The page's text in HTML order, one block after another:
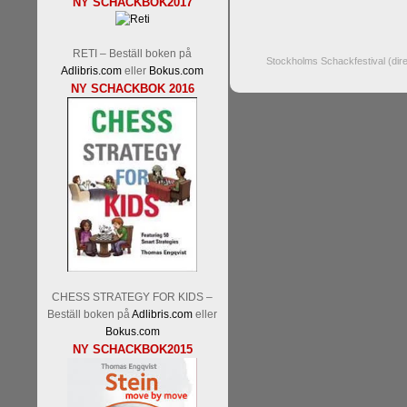
RETI – Beställ boken på
Adlibris.com eller Bokus.com
NY SCHACKBOK 2016
CHESS STRATEGY FOR KIDS –
Beställ boken på Adlibris.com eller
Bokus.com
NY SCHACKBOK2015
Stockholms Schackfestival